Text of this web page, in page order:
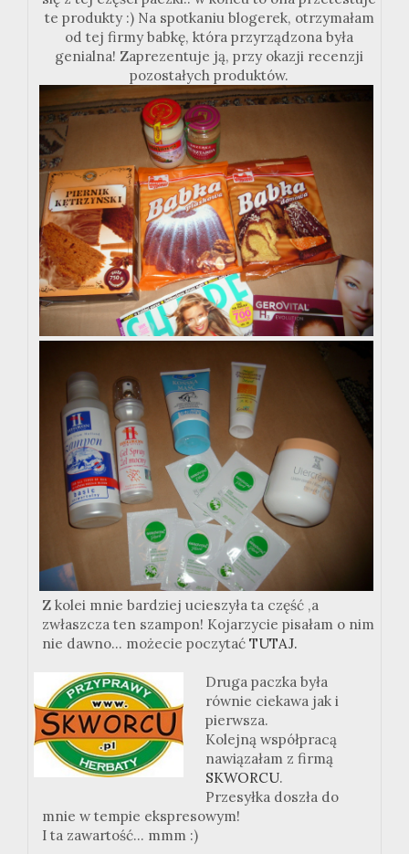
te produkty :) Na spotkaniu blogerek, otrzymałam
od tej firmy babkę, która przyrządzona była
genialna! Zaprezentuje ją, przy okazji recenzji
pozostałych produktów.
Z kolei mnie bardziej ucieszyła ta część ,a
zwłaszcza ten szampon! Kojarzycie pisałam o nim
nie dawno... możecie poczytać TUTAJ.
Druga paczka była
równie ciekawa jak i
pierwsza.
Kolejną współpracą
nawiązałam z firmą
SKWORCU.
Przesyłka doszła do
mnie w tempie ekspresowym!
I ta zawartość... mmm :)